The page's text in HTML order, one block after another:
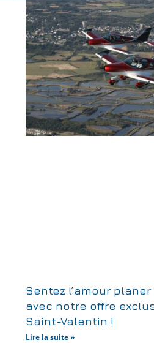
Sentez l’amour
avec notre offre
Saint-Valentin !
Lire la suite »